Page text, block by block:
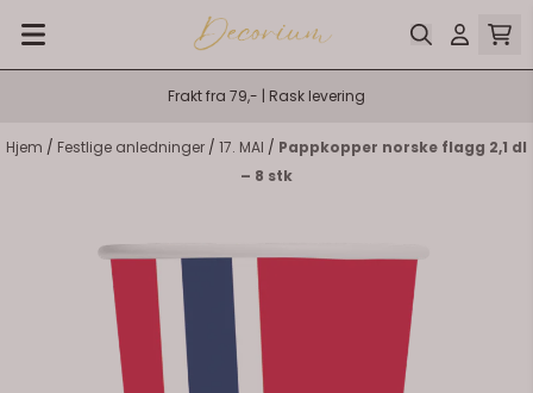
Hopp til innhold
Frakt fra 79,- | Rask levering
Hjem / Festlige anledninger / 17. MAI / Pappkopper norske flagg 2,1 dl
– 8 stk